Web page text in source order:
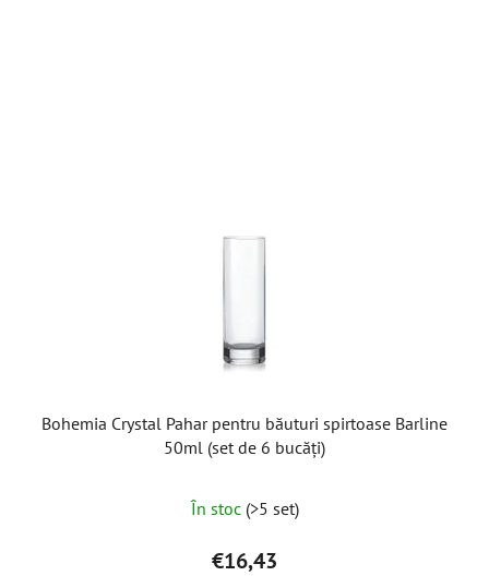
Bohemia Crystal Pahar pentru băuturi spirtoase Barline
50ml (set de 6 bucăți)
În stoc (>5 set)
€16,43